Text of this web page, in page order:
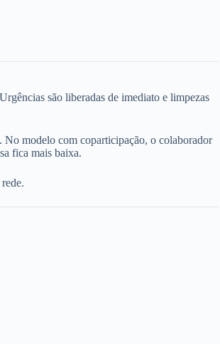
são liberadas de imediato e limpezas
No modelo com coparticipação, o colaborador
fica mais baixa.